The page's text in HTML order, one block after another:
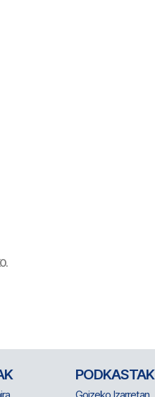
PODKASTAK
Goizeko Izarretan